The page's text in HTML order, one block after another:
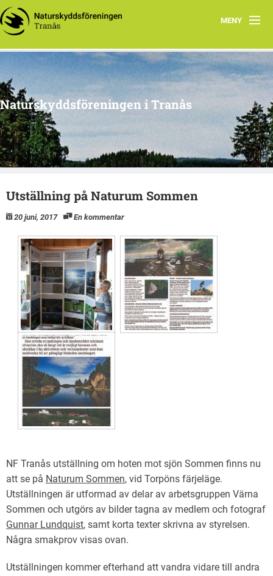
MENY
Hem
Om oss
Arkiv
Projekt
Naturskyddsföreningen i Tranås
Utställning på Naturum Sommen
20 juni, 2017 En kommentar
NF Tranås utställning om hoten mot sjön Sommen finns nu
att se på Naturum Sommen, vid Torpöns färjeläge.
Utställningen är utformad av delar av arbetsgruppen Värna
Sommen och utgörs av bilder tagna av medlem och fotograf
Gunnar Lundquist, samt korta texter skrivna av styrelsen.
Några smakprov visas ovan.
Utställningen kommer efterhand att vandra vidare till andra